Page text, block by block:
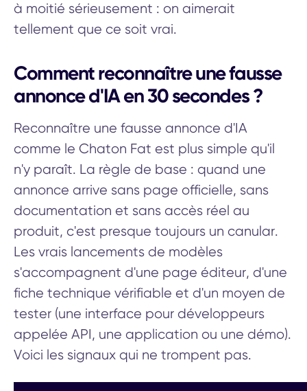
à moitié sérieusement : on aimerait
tellement que ce soit vrai.
Comment reconnaître une fausse
annonce d'IA en 30 secondes ?
Reconnaître une fausse annonce d'IA
comme le Chaton Fat est plus simple qu'il
n'y paraît. La règle de base : quand une
annonce arrive sans page officielle, sans
documentation et sans accès réel au
produit, c'est presque toujours un canular.
Les vrais lancements de modèles
s'accompagnent d'une page éditeur, d'une
fiche technique vérifiable et d'un moyen de
tester (une interface pour développeurs
appelée API, une application ou une démo).
Voici les signaux qui ne trompent pas.